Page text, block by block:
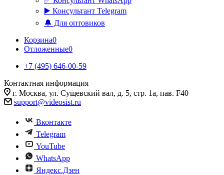
▶️ Консультант Telegram
🔔 Для оптовиков
Корзина0
Отложенные0
+7 (495) 646-00-59
Контактная информация
г. Москва, ул. Сущевский вал, д. 5, стр. 1а, пав. F40
support@videosist.ru
Вконтакте
Telegram
YouTube
WhatsApp
Яндекс.Дзен